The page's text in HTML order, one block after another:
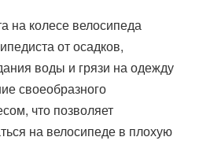
на колесе велосипеда
от осадков,
воды и грязи на одежду
своеобразного
что позволяет
на велосипеде в плохую